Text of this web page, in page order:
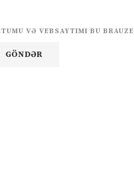
VƏ VEBSAYTIMI BU